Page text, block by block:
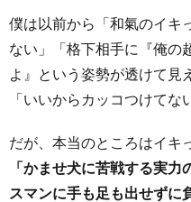
僕は以前から「和氣のイキ
ない」「格下相手に『俺の
よ』という姿勢が透けて見
「いいからカッコつけてな
だが、本当のところはイキ
「かませ犬に苦戦する実
スマンに手も足も出せずに